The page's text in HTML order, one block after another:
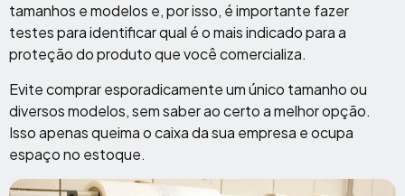
tamanhos e modelos e, por isso, é importante fazer
testes para identificar qual é o mais indicado para a
proteção do produto que você comercializa.
Evite comprar esporadicamente um único tamanho ou
diversos modelos, sem saber ao certo a melhor opção.
Isso apenas queima o caixa da sua empresa e ocupa
espaço no estoque.